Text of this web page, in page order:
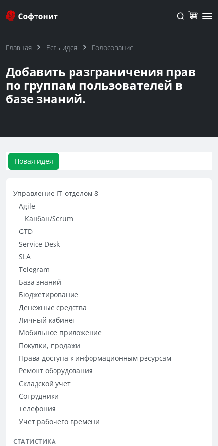
Главная Есть идея Голосование
Добавить разграничения прав
по группам пользователей в
базе знаний.
Новая идея
Управление IT-отделом 8
Agile
Канбан/Scrum
GTD
Service Desk
SLA
Telegram
База знаний
Бюджетирование
Денежные средства
Личный кабинет
Мобильное приложение
Покупки, продажи
Права доступа к информационным ресурсам
Ремонт оборудования
Складской учет
Сотрудники
Телефония
Учет рабочего времени
СТАТИСТИКА